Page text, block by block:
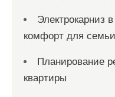
Электрокарниз
комфорт для семьи
Планирование
квартиры